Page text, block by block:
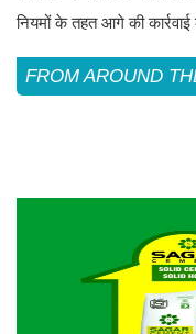
नियमों के तहत आगे की
FROM AROUND